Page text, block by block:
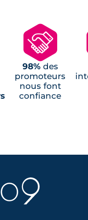
(1)
🤝
98%des
promoteurs
nous font
confiance